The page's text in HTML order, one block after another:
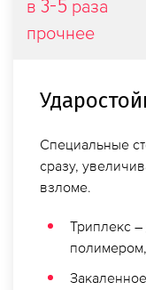
в 3-5 раза
прочнее
Специальные
сразу,
взломе.
Триплекс